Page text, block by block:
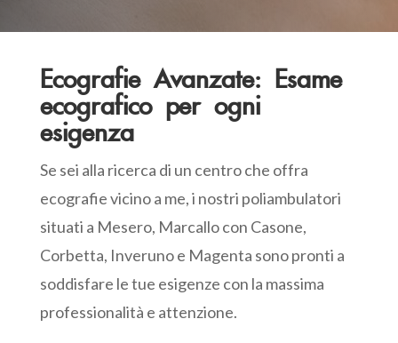
Ecografie Avanzate: Esame
ecografico per ogni
esigenza
Se sei alla ricerca di un centro che offra
ecografie vicino a me, i nostri poliambulatori
situati a Mesero, Marcallo con Casone,
Corbetta, Inveruno e Magenta sono pronti a
soddisfare le tue esigenze con la massima
professionalità e attenzione.